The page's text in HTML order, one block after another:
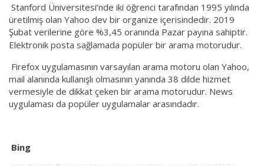
Stanford Üniversitesi’nde iki öğrenci tarafından 1995 yılında
üretilmiş olan Yahoo dev bir organize içerisindedir. 2019
Şubat verilerine göre %3,45 oranında Pazar payına sahiptir.
Elektronik posta sağlamada popüler bir arama motorudur.
Firefox uygulamasının varsayılan arama motoru olan Yahoo,
mail alanında kullanışlı olmasının yanında 38 dilde hizmet
vermesiyle de dikkat çeken bir arama motorudur. News
uygulaması da popüler uygulamalar arasındadır.
Bing